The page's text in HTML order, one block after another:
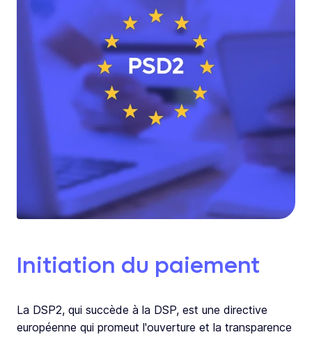
Initiation du paiement
La DSP2, qui succède à la DSP, est une directive
européenne qui promeut l'ouverture et la transparence